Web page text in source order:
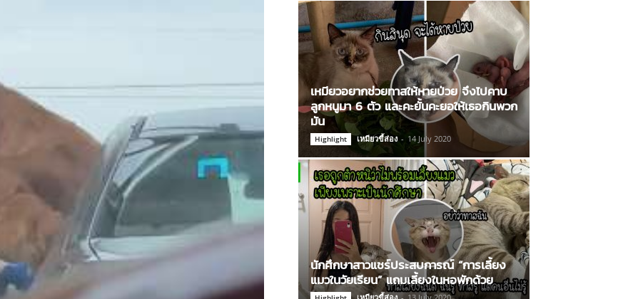
เหมียวอยากช่วยทาสให้หายป่วย จึงไปคาบ
ลูกหนูมา 6 ตัว และคะยั้นคะยอให้เธอกินพวก
มัน
Highlight เหมียวขี้ส่อง - 14 July 2020
นักศึกษาสาวแชร์ประสบการณ์ “การเลี้ยง
แมวในวัยเรียน” แถมเลี้ยงในหอพักด้วย